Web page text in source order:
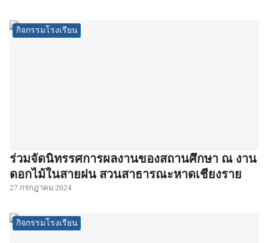
กิจกรรมโรงเรียน
ร่วมจัดนิทรรศการผลงานของสถานศึกษา ณ งาน
ดอกไม้ในสายฝน สวนสาธารณะหาดเชียงราย
27 กรกฎาคม 2024
กิจกรรมโรงเรียน